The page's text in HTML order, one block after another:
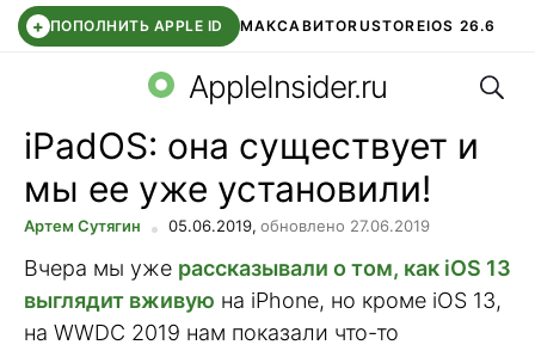
+ ПОПОЛНИТЬ APPLE ID МАКСАВИТОRUSTOREIOS 26.6
СБЕР КИДС ВТБ ОНЛАЙН ЧАТ В ROBLOX
AppleInsider.ru
iPadOS: она существует и
мы ее уже установили!
Артем Сутягин 05.06.2019, обновлено 27.06.2019
Вчера мы уже рассказывали о том, как iOS 13
выглядит вживую на iPhone, но кроме iOS 13,
на WWDC 2019 нам показали что-то